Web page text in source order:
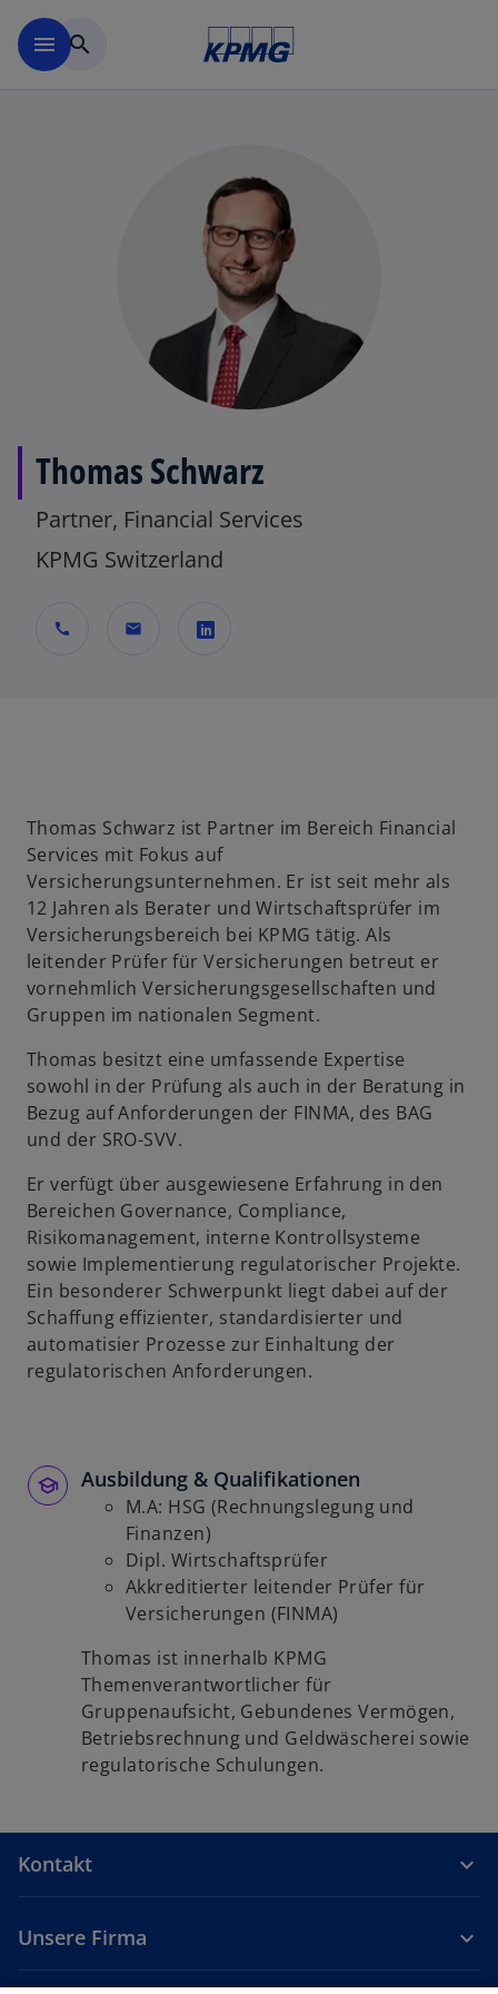
menu search
Thomas Schwarz
Partner, Financial Services
KPMG Switzerland
call mail
e
i
n
e
r
n
e
u
e
n
i
s
t
e
r
k
a
r
e
ö
f
f
n
e
Thomas Schwarz ist Partner im Bereich Financial
Services mit Fokus auf
Versicherungsunternehmen. Er ist seit mehr als
12 Jahren als Berater und Wirtschaftsprüfer im
Versicherungsbereich bei KPMG tätig. Als
leitender Prüfer für Versicherungen betreut er
vornehmlich Versicherungsgesellschaften und
Gruppen im nationalen Segment.
Thomas besitzt eine umfassende Expertise
sowohl in der Prüfung als auch in der Beratung in
Bezug auf Anforderungen der FINMA, des BAG
und der SRO-SVV.
Er verfügt über ausgewiesene Erfahrung in den
Bereichen Governance, Compliance,
Risikomanagement, interne Kontrollsysteme
sowie Implementierung regulatorischer Projekte.
Ein besonderer Schwerpunkt liegt dabei auf der
Schaffung effizienter, standardisierter und
automatisier Prozesse zur Einhaltung der
regulatorischen Anforderungen.
Ausbildung & Qualifikationen
M.A: HSG (Rechnungslegung und
Finanzen)
Dipl. Wirtschaftsprüfer
Akkreditierter leitender Prüfer für
Versicherungen (FINMA)
Thomas ist innerhalb KPMG
Themenverantwortlicher für
Gruppenaufsicht, Gebundenes Vermögen,
Betriebsrechnung und Geldwäscherei sowie
regulatorische Schulungen.
Kontakt
Unsere Firma